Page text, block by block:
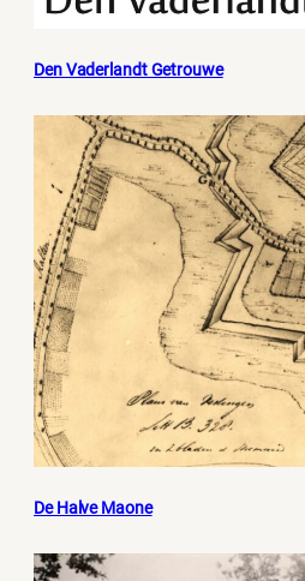
Den Vaderlandt Getrouwe
De Halve Maone